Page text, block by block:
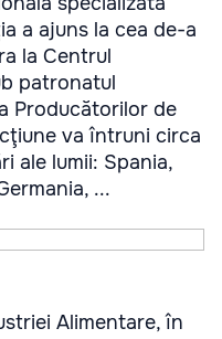
a ajuns la cea de-a
la Centrul
patronatul
Producătorilor de
va întruni circa
ale lumii: Spania,
...
Alimentare, în